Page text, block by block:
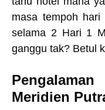
masa tempoh
selama 2 Hari 1
ganggu tak? Betul
Meridien